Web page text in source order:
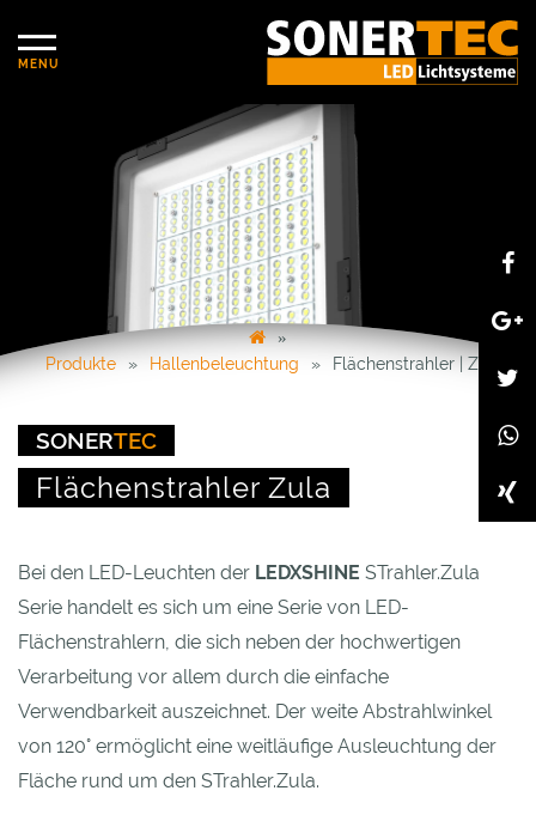
Produkte Hallenbeleuchtung Flächenstrahler | Zula
SONERTEC
Flächenstrahler Zula
Bei den LED-Leuchten der LEDXSHINE STrahler.Zula
Serie handelt es sich um eine Serie von LED-
Flächenstrahlern, die sich neben der hochwertigen
Verarbeitung vor allem durch die einfache
Verwendbarkeit auszeichnet. Der weite Abstrahlwinkel
von 120° ermöglicht eine weitläufige Ausleuchtung der
Fläche rund um den STrahler.Zula.